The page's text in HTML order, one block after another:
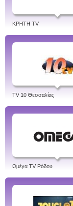
ΚΡΗΤΗ TV
TV 10 Θεσσαλίας
Ωμέγα TV Ρόδου